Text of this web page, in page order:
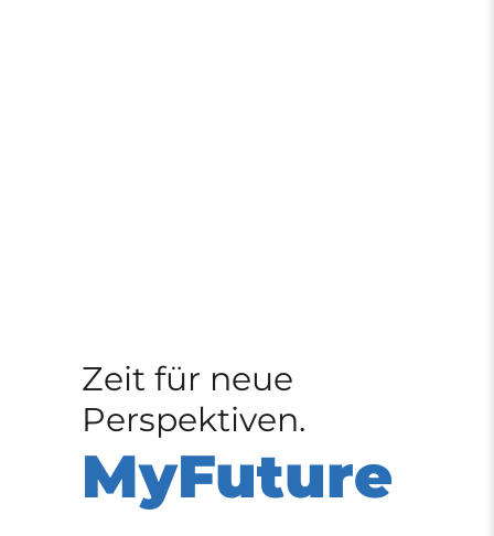
Zeit für neue
Perspektiven.
MyFuture